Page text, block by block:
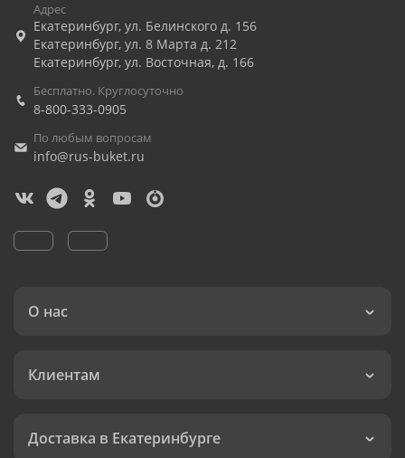
Адрес
Екатеринбург, ул. Белинского д. 156
Екатеринбург, ул. 8 Марта д. 212
Екатеринбург, ул. Восточная, д. 166
Бесплатно. Круглосуточно
8-800-333-0905
По любым вопросам
info@rus-buket.ru
О нас
Клиентам
Доставка в Екатеринбурге